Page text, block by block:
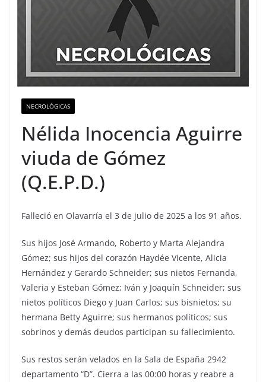
NECROLÓGICAS
Nélida Inocencia Aguirre
viuda de Gómez
(Q.E.P.D.)
Falleció en Olavarría el 3 de julio de 2025 a los 91 años.
Sus hijos José Armando, Roberto y Marta Alejandra
Gómez; sus hijos del corazón Haydée Vicente, Alicia
Hernández y Gerardo Schneider; sus nietos Fernanda,
Valeria y Esteban Gómez; Iván y Joaquín Schneider; sus
nietos políticos Diego y Juan Carlos; sus bisnietos; su
hermana Betty Aguirre; sus hermanos políticos; sus
sobrinos y demás deudos participan su fallecimiento.
Sus restos serán velados en la Sala de España 2942
departamento “D”. Cierra a las 00:00 horas y reabre a